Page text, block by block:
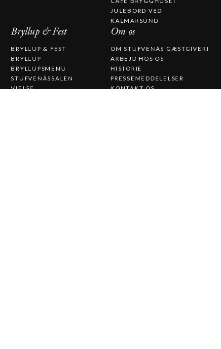
JULEBORD VED
KALMARSUND
Bryllup & Fest
BRYLLUP & FEST
BRYLLUP
BRYLLUPSMENU
STUFVENÄSSALEN
VIELSE
Om os
OM STUFVENÄS GÆSTGIVERI
ARBEJD HOS OS
HISTORIE
PRESSEMEDDELELSER
KONTAKT OS